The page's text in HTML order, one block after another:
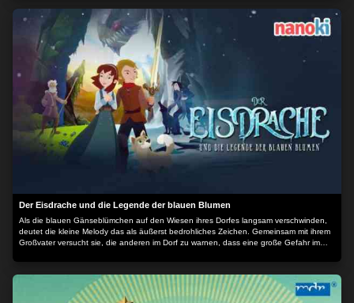
Der Eisdrache und die Legende der blauen Blumen
Als die blauen Gänseblümchen auf den Wiesen ihres Dorfes langsam verschwinden,
deutet die kleine Melody das als äußerst bedrohliches Zeichen. Gemeinsam mit ihrem
Großvater versucht sie, die anderen im Dorf zu warnen, dass eine große Gefahr im
Eisdrache steckt, eine alte mythische Figur. Sein Ziel ist es, den Menschen Freude
und Zuversicht zu nehmen und die Welt im ewigen Winter versinken zu lassen. Zum
Glück steht Melody ihr bester Freund Leif zur Seite. Doch werden sie es schaffen, die
skeptischen Dorfbewohner zu überzeugen, bevor es zu spät ist? Der Inhalt wird